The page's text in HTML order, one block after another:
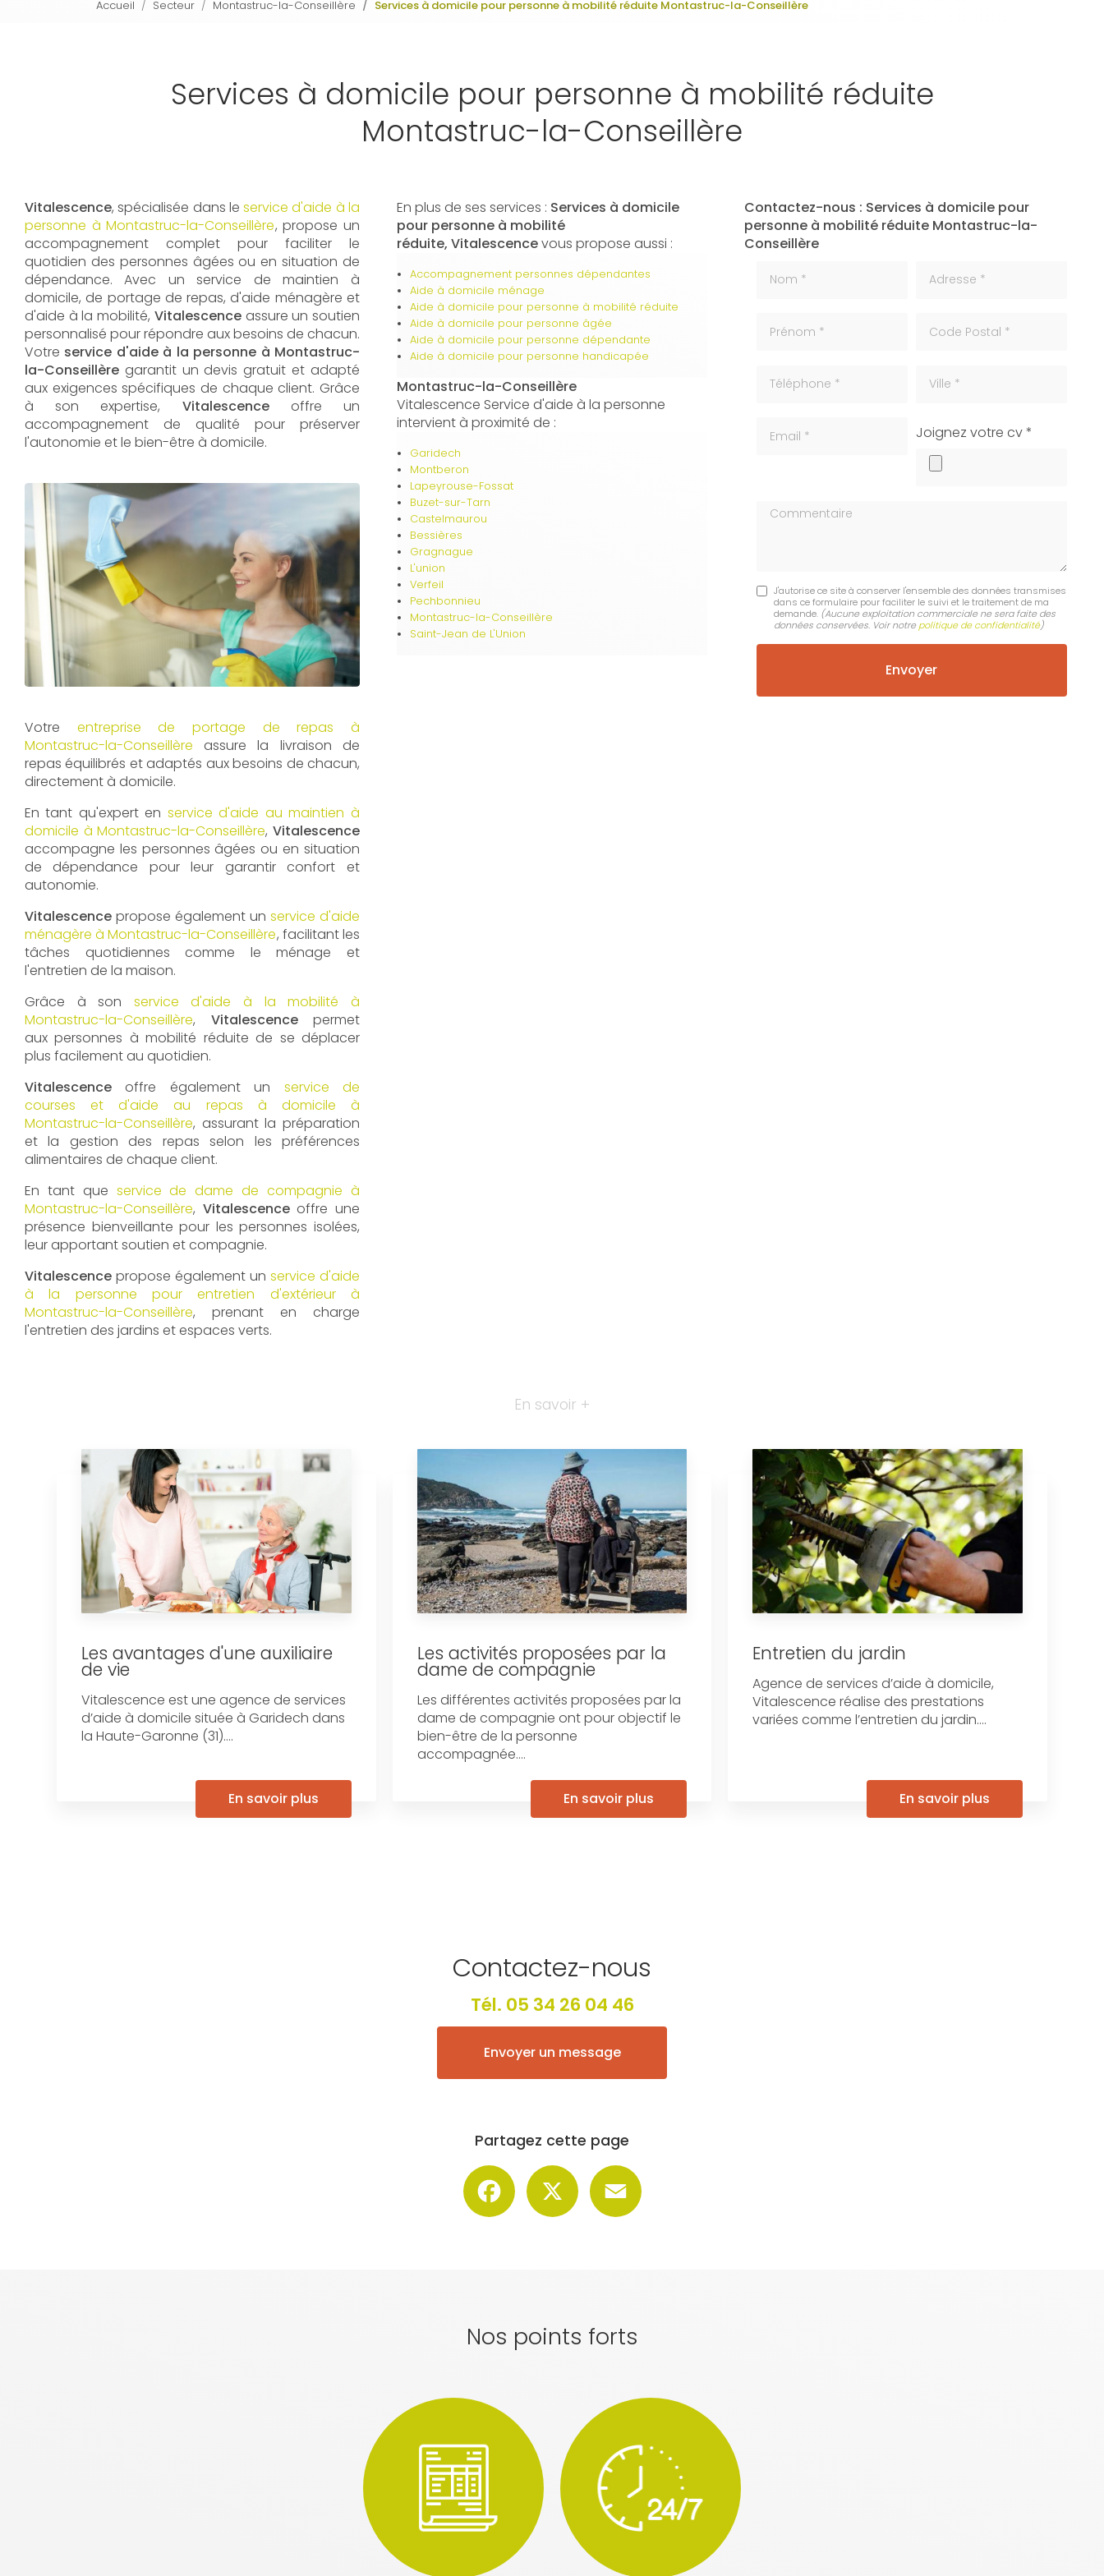
Accueil Secteur Montastruc-la-Conseillère Services à domicile pour personne à mobilité réduite Montastruc-la-Conseillère
Services à domicile pour personne à mobilité réduite
Montastruc-la-Conseillère
Vitalescence, spécialisée dans leservice d'aide à la
personne à Montastruc-la-Conseillère, propose un
accompagnement complet pour faciliter le
quotidien des personnes âgées ou en situation de
dépendance. Avec un service de maintien à
domicile, de portage de repas, d'aide ménagère et
d'aide à la mobilité, Vitalescence assure un soutien
personnalisé pour répondre aux besoins de chacun.
Votre service d'aide à la personne à Montastruc-
la-Conseillère garantit un devis gratuit et adapté
aux exigences spécifiques de chaque client. Grâce
à son expertise, Vitalescence offre un
accompagnement de qualité pour préserver
l'autonomie et le bien-être à domicile.
Votre entreprise de portage de repas à
Montastruc-la-Conseillère assure la livraison de
repas équilibrés et adaptés aux besoins de chacun,
directement à domicile.
En tant qu'expert en service d'aide au maintien à
domicile à Montastruc-la-Conseillère, Vitalescence
accompagne les personnes âgées ou en situation
de dépendance pour leur garantir confort et
autonomie.
Vitalescence propose également un service d'aide
ménagère à Montastruc-la-Conseillère, facilitant les
tâches quotidiennes comme le ménage et
l'entretien de la maison.
Grâce à son service d'aide à la mobilité à
Montastruc-la-Conseillère, Vitalescencepermet
aux personnes à mobilité réduite de se déplacer
plus facilement au quotidien.
Vitalescence offre également un service de
courses et d'aide au repas à domicile à
Montastruc-la-Conseillère, assurant la préparation
et la gestion des repas selon les préférences
alimentaires de chaque client.
En tant que service de dame de compagnie à
Montastruc-la-Conseillère, Vitalescenceoffre une
présence bienveillante pour les personnes isolées,
leur apportant soutien et compagnie.
Vitalescence propose également un service d'aide
à la personne pour entretien d'extérieur à
Montastruc-la-Conseillère, prenant en charge
l'entretien des jardins et espaces verts.
En plus de ses services : Services à domicile
pour personne à mobilité
réduite, Vitalescencevous propose aussi :
Accompagnement personnes dépendantes
Aide à domicile ménage
Aide à domicile pour personne à mobilité réduite
Aide à domicile pour personne âgée
Aide à domicile pour personne dépendante
Aide à domicile pour personne handicapée
Montastruc-la-Conseillère
Vitalescence Service d'aide à la personne
intervient à proximité de :
Garidech
Montberon
Lapeyrouse-Fossat
Buzet-sur-Tarn
Castelmaurou
Bessières
Gragnague
L'union
Verfeil
Pechbonnieu
Montastruc-la-Conseillère
Saint-Jean de L'Union
Contactez-nous : Services à domicile pour
personne à mobilité réduite Montastruc-la-
Conseillère
cv
Joignez votre cv *
Commentaire
J'autorise ce site à conserver l'ensemble des données transmises
dans ce formulaire pour faciliter le suivi et le traitement de ma
demande. (Aucune exploitation commerciale ne sera faite des
données conservées. Voir notre politique de confidentialité)
En savoir +
Les avantages d'une auxiliaire
de vie
Vitalescence est une agence de services
d’aide à domicile située à Garidech dans
la Haute-Garonne (31)....
En savoir plus
Les activités proposées par la
dame de compagnie
Les différentes activités proposées par la
dame de compagnie ont pour objectif le
bien-être de la personne
accompagnée....
En savoir plus
Entretien du jardin
Agence de services d’aide à domicile,
Vitalescence réalise des prestations
variées comme l’entretien du jardin....
En savoir plus
Contactez-nous
Tél. 05 34 26 04 46
Envoyer un message
Partagez cette page
Facebook
Nos points forts